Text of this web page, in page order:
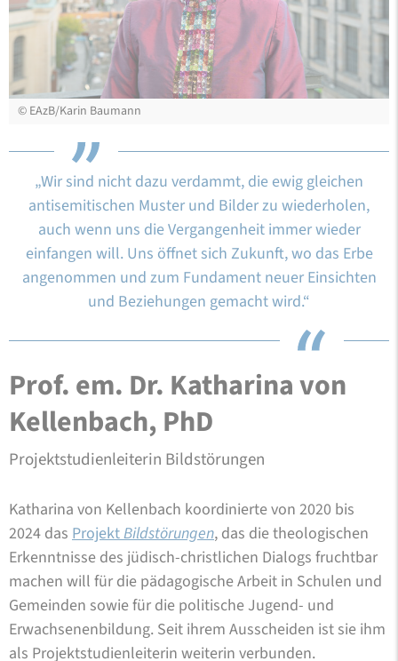
© EAzB/Karin Baumann
„Wir sind nicht dazu verdammt, die ewig gleichen
antisemitischen Muster und Bilder zu wiederholen,
auch wenn uns die Vergangenheit immer wieder
einfangen will. Uns öffnet sich Zukunft, wo das Erbe
angenommen und zum Fundament neuer Einsichten
und Beziehungen gemacht wird.“
Prof. em. Dr. Katharina von
Kellenbach, PhD
Projektstudienleiterin Bildstörungen
Katharina von Kellenbach koordinierte von 2020 bis
2024 das ProjektBildstörungen, das die theologischen
Erkenntnisse des jüdisch-christlichen Dialogs fruchtbar
machen will für die pädagogische Arbeit in Schulen und
Gemeinden sowie für die politische Jugend- und
Erwachsenenbildung. Seit ihrem Ausscheiden ist sie ihm
als Projektstudienleiterin weiterin verbunden.